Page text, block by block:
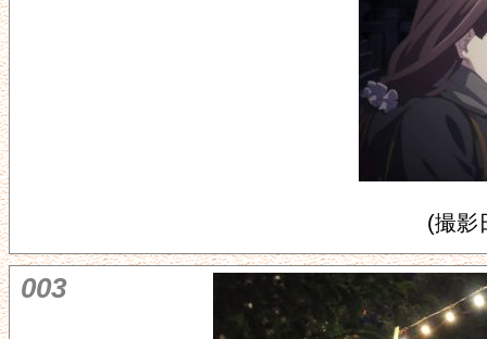
(撮影
003